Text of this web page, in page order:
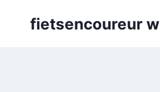
fietsencoureur